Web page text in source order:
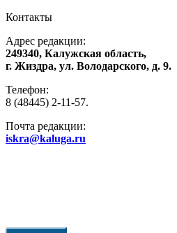
Контакты
Адрес редакции:
249340, Калужская область,
г. Жиздра, ул. Володарского, д. 9.
Телефон:
8 (48445) 2-11-57.
Почта редакции:
iskra@kaluga.ru